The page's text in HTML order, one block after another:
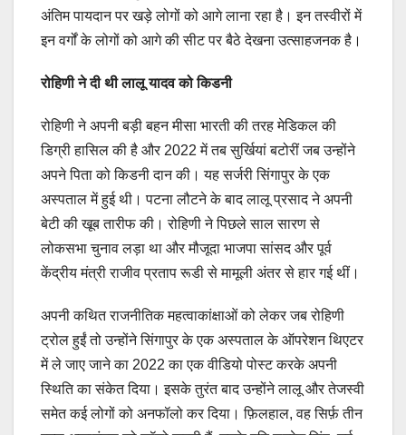
अंतिम पायदान पर खड़े लोगों को आगे लाना रहा है। इन तस्वीरों में
इन वर्गों के लोगों को आगे की सीट पर बैठे देखना उत्साहजनक है।
रोहिणी ने दी थी लालू यादव को किडनी
रोहिणी ने अपनी बड़ी बहन मीसा भारती की तरह मेडिकल की
डिग्री हासिल की है और 2022 में तब सुर्खियां बटोरीं जब उन्होंने
अपने पिता को किडनी दान की। यह सर्जरी सिंगापुर के एक
अस्पताल में हुई थी। पटना लौटने के बाद लालू प्रसाद ने अपनी
बेटी की खूब तारीफ की। रोहिणी ने पिछले साल सारण से
लोकसभा चुनाव लड़ा था और मौजूदा भाजपा सांसद और पूर्व
केंद्रीय मंत्री राजीव प्रताप रूडी से मामूली अंतर से हार गई थीं।
अपनी कथित राजनीतिक महत्वाकांक्षाओं को लेकर जब रोहिणी
ट्रोल हुईं तो उन्होंने सिंगापुर के एक अस्पताल के ऑपरेशन थिएटर
में ले जाए जाने का 2022 का एक वीडियो पोस्ट करके अपनी
स्थिति का संकेत दिया। इसके तुरंत बाद उन्होंने लालू और तेजस्वी
समेत कई लोगों को अनफॉलो कर दिया। फ़िलहाल, वह सिर्फ़ तीन